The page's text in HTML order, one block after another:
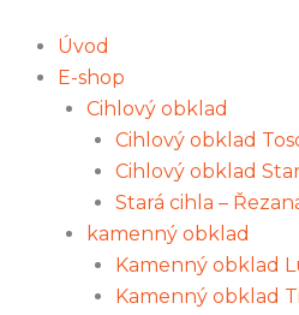
obsah
Úvod
E-shop
Cihlový obklad
Cihlový obklad
Cihlový obklad
Stará cihla –
kamenný obklad
Kamenný obklad
Kamenný obklad
400x400x50
množství